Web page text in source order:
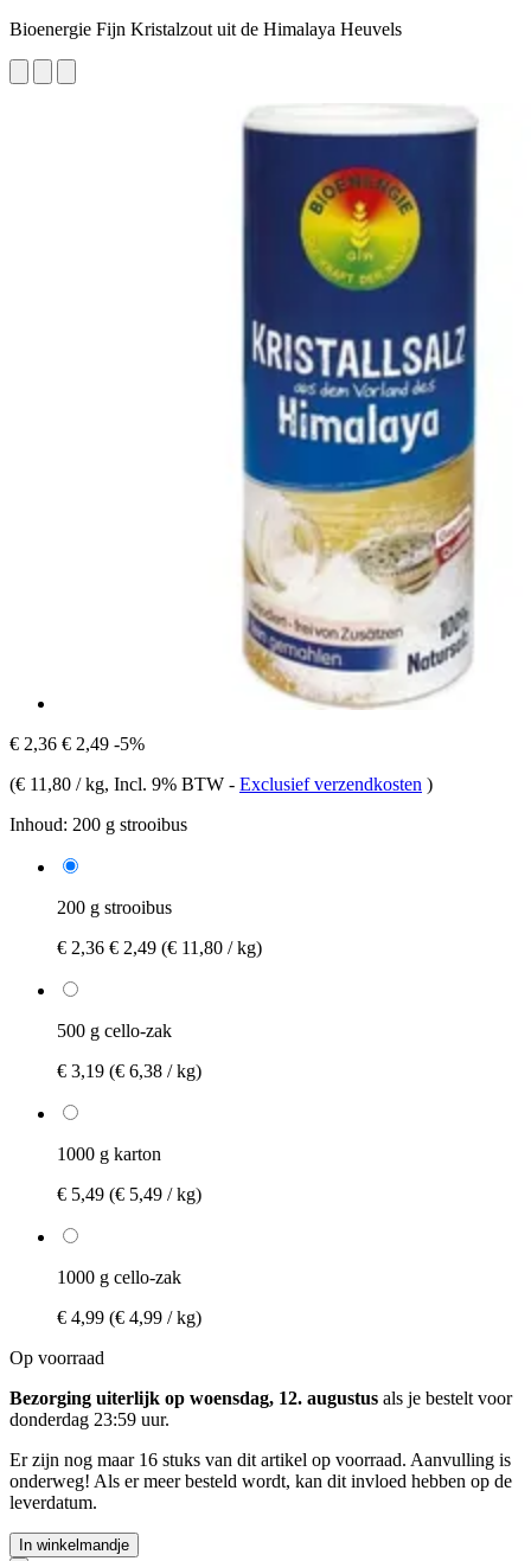
Bioenergie Fijn Kristalzout uit de Himalaya Heuvels
€ 2,36 € 2,49 -5%
(€ 11,80 / kg, Incl. 9% BTW - Exclusief verzendkosten )
Inhoud: 200 g strooibus
200 g strooibus
€ 2,36 € 2,49 (€ 11,80 / kg)
500 g cello-zak
€ 3,19 (€ 6,38 / kg)
1000 g karton
€ 5,49 (€ 5,49 / kg)
1000 g cello-zak
€ 4,99 (€ 4,99 / kg)
Op voorraad
Bezorging uiterlijk op woensdag, 12. augustus als je bestelt voor
donderdag 23:59 uur.
Er zijn nog maar 16 stuks van dit artikel op voorraad. Aanvulling is
onderweg! Als er meer besteld wordt, kan dit invloed hebben op de
leverdatum.
In winkelmandje